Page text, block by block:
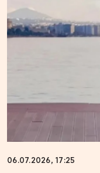
06.07.2026, 17:25